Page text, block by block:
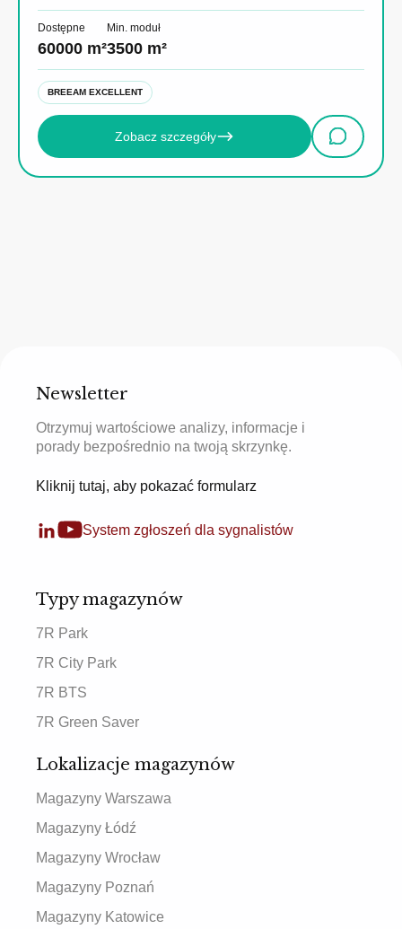
Dostępne
60000 m²
Min. moduł
3500 m²
BREEAM EXCELLENT
Zobacz szczegóły
Newsletter
Otrzymuj wartościowe analizy, informacje i
porady bezpośrednio na twoją skrzynkę.
Kliknij tutaj, aby pokazać formularz
System zgłoszeń dla sygnalistów
Typy magazynów
7R Park
7R City Park
7R BTS
7R Green Saver
Lokalizacje magazynów
Magazyny Warszawa
Magazyny Łódź
Magazyny Wrocław
Magazyny Poznań
Magazyny Katowice